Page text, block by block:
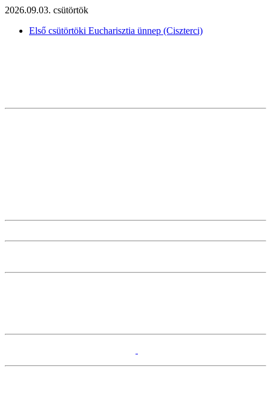
2026.09.03. csütörtök
Első csütörtöki Eucharisztia ünnep (Ciszterci)